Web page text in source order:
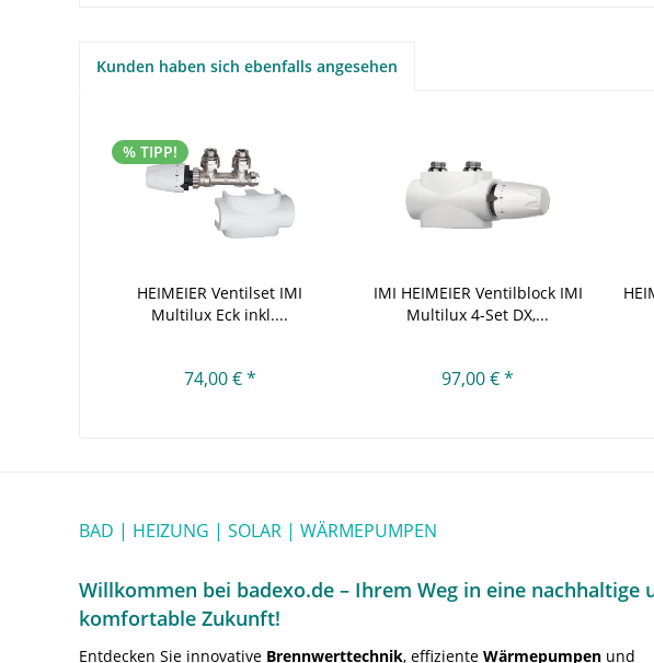
Kunden haben sich ebenfalls angesehen
% TIPP!
HEIMEIER Ventilset IMI
Multilux Eck inkl....
74,00 € *
IMI HEIMEIER Ventilblock IMI
Multilux 4-Set DX,...
97,00 € *
BAD | HEIZUNG | SOLAR | WÄRMEPUMPEN
Willkommen bei badexo.de – Ihrem Weg in eine nachhaltige
komfortable Zukunft!
Entdecken Sie innovative Brennwerttechnik, effiziente Wärmepumpen und